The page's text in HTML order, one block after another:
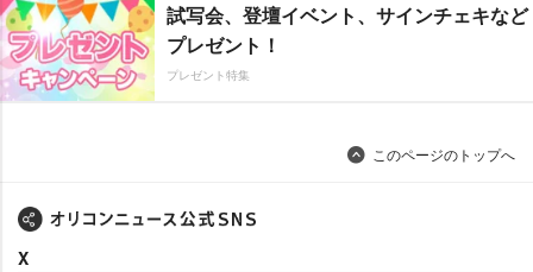
試写会、登壇イベント、サインチェキなど
プレゼント！
プレゼント特集
このページのトップへ
X